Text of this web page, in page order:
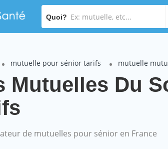
Quoi?
mutuelle pour sénior tarifs mutuelle
Mutuelles Du
de mutuelles pour sénior en France